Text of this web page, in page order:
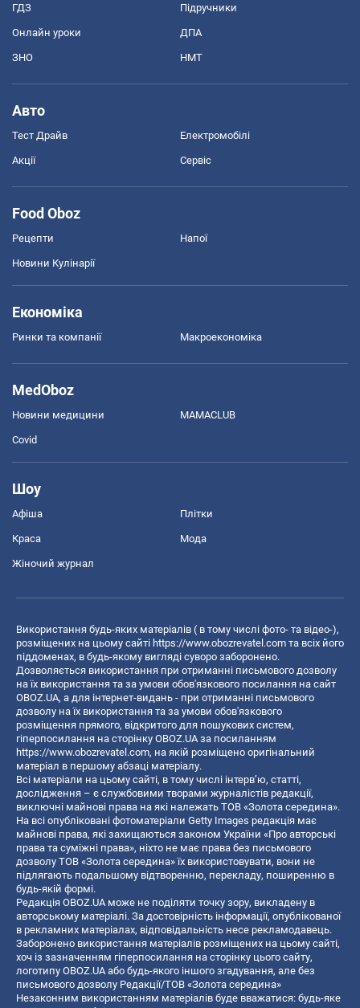
ГДЗ Підручники
Онлайн уроки ДПА
ЗНО НМТ
Авто
Тест Драйв Електромобілі
Акції Сервіс
Food Oboz
Рецепти Напої
Новини Кулінарії
Економіка
Ринки та компанії Макроекономіка
MedOboz
Новини медицини MAMACLUB
Covid
Шоу
Афіша Плітки
Краса Мода
Жіночий журнал
Використання будь-яких матеріалів ( в тому числі фото- та відео-),
розміщених на цьому сайті https://www.obozrevatel.com та всіх його
піддоменах, в будь-якому вигляді суворо заборонено.
Дозволяється використання при отриманні письмового дозволу
на їх використання та за умови обов'язкового посилання на сайт
OBOZ.UA, а для інтернет-видань - при отриманні письмового
дозволу на їх використання та за умови обов'язкового
розміщення прямого, відкритого для пошукових систем,
гіперпосилання на сторінку OBOZ.UA за посиланням
https://www.obozrevatel.com, на якій розміщено оригінальний
матеріал в першому абзаці матеріалу.
Всі матеріали на цьому сайті, в тому числі інтерв’ю, статті,
дослідження – є службовими творами журналістів редакції,
виключні майнові права на які належать ТОВ «Золота середина».
На всі опубліковані фотоматеріали Getty Images редакція має
майнові права, які захищаються законом України «Про авторські
права та суміжні права», ніхто не має права без письмового
дозволу ТОВ «Золота середина» їх використовувати, вони не
підлягають подальшому відтворенню, перекладу, поширенню в
будь-якій формі.
Редакція OBOZ.UA може не поділяти точку зору, викладену в
авторському матеріалі. За достовірність інформації, опублікованої
в рекламних матеріалах, відповідальність несе рекламодавець.
Заборонено використання матеріалів розміщених на цьому сайті,
хоч із зазначенням гіперпосилання на сторінку цього сайту,
логотипу OBOZ.UA або будь-якого іншого згадування, але без
письмового дозволу Редакції/ТОВ «Золота середина»
Незаконним використанням матеріалів буде вважатися: будь-яке